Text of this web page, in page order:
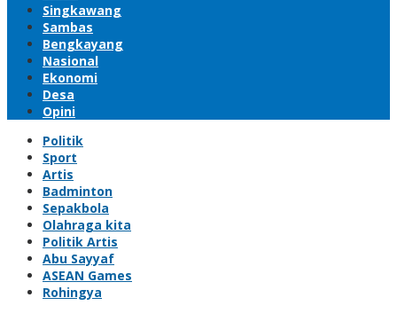
Singkawang
Sambas
Bengkayang
Nasional
Ekonomi
Desa
Opini
Politik
Sport
Artis
Badminton
Sepakbola
Olahraga kita
Politik Artis
Abu Sayyaf
ASEAN Games
Rohingya